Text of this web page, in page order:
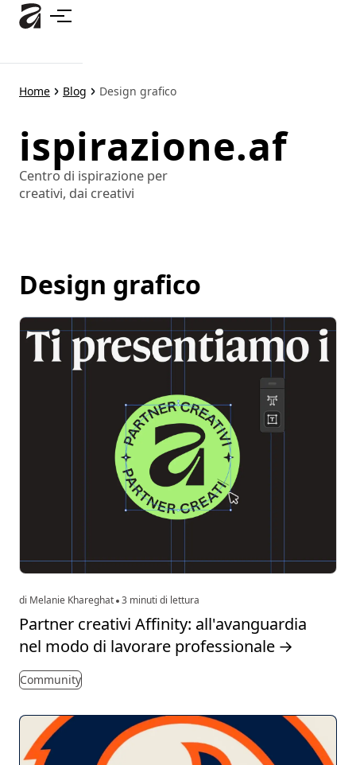
Passa
principale
Home Blog Design grafico
ispirazione.af
Centro di ispirazione per
creativi, dai creativi
Design grafico
di Melanie Khareghat 3 minuti di lettura
Partner creativi Affinity: all'avanguardia
nel modo di lavorare professionale →
Community